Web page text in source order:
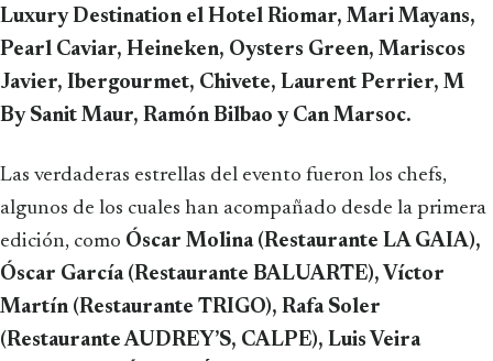
Luxury Destination el Hotel Riomar, Mari Mayans,
Pearl Caviar, Heineken, Oysters Green, Mariscos
Javier, Ibergourmet, Chivete, Laurent Perrier, M
By Sanit Maur, Ramón Bilbao y Can Marsoc.
Las verdaderas estrellas del evento fueron los chefs,
algunos de los cuales han acompañado desde la primera
edición, como Óscar Molina (Restaurante LA GAIA),
Óscar García (Restaurante BALUARTE), Víctor
Martín (Restaurante TRIGO), Rafa Soler
(Restaurante AUDREY’S, CALPE), Luis Veira